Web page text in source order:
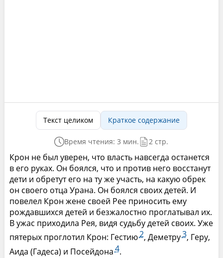
Текст целиком Краткое содержание
Время чтения: 3 мин. 2 стр.
Крон не был уверен, что власть навсегда останется
в его руках. Он боялся, что и против него восстанут
дети и обретут его на ту же участь, на какую обрек
он своего отца Урана. Он боялся своих детей. И
повелел Крон жене своей Рее приносить ему
рождавшихся детей и безжалостно проглатывал их.
В ужас приходила Рея, видя судьбу детей своих. Уже
пятерых проглотил Крон: Гестию2, Деметру3, Геру,
Аида (Гадеса) и Посейдона4.